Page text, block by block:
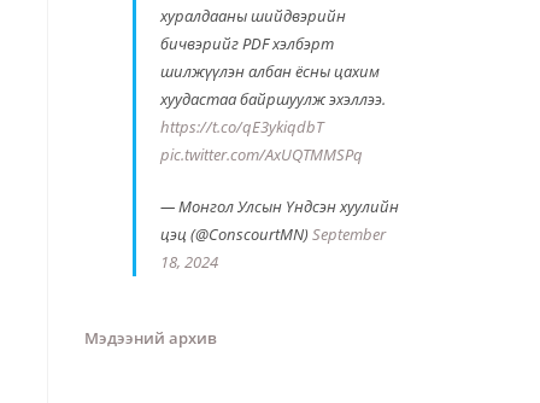
хуралдааны шийдвэрийн
бичвэрийг PDF хэлбэрт
шилжүүлэн албан ёсны цахим
хуудастаа байршуулж эхэллээ.
https://t.co/qE3ykiqdbT
pic.twitter.com/AxUQTMMSPq
— Монгол Улсын Үндсэн хуулийн
цэц (@ConscourtMN)September
18, 2024
Мэдээний архив